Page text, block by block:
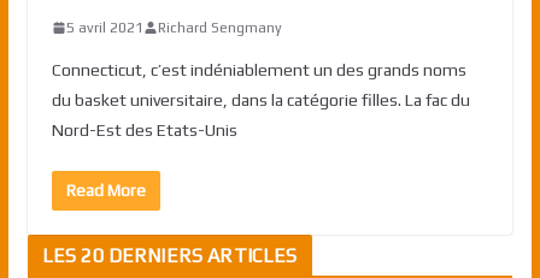
5 avril 2021 Richard Sengmany
Connecticut, c’est indéniablement un des grands noms
du basket universitaire, dans la catégorie filles. La fac du
Nord-Est des Etats-Unis
Read More
LES 20 DERNIERS ARTICLES